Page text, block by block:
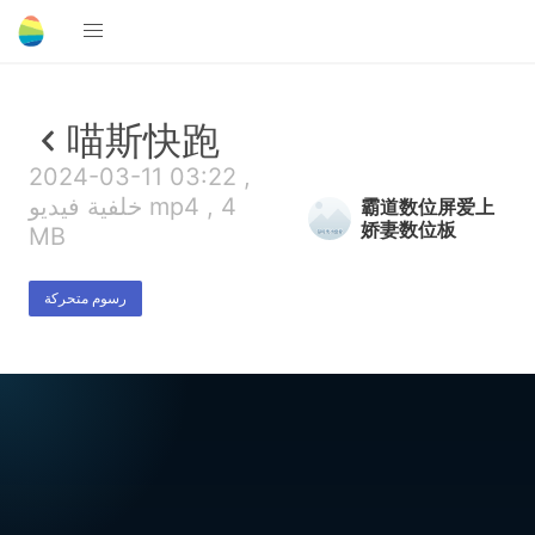
喵斯快跑
2024-03-11 03:22 ,
خلفية فيديو mp4 , 4
MB
رسوم متحركة
霸道数位屏爱上
娇妻数位板